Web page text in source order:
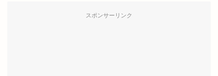
スポンサーリンク